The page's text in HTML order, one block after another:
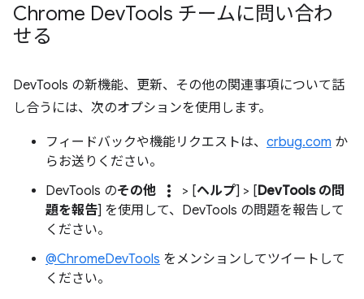
Chrome DevTools チームに問い合わ
せる
DevTools の新機能、更新、その他の関連事項について話
し合うには、次のオプションを使用します。
フィードバックや機能リクエストは、 crbug.com か
らお送りください。
DevTools のその他 more_vert > [ヘルプ] > [DevTools の問
題を報告] を使用して、DevTools の問題を報告して
ください。
@ChromeDevTools をメンションしてツイートして
ください。